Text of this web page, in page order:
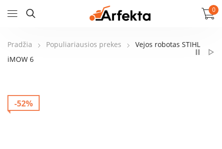
0
Pradžia Populiariausios prekes
Vejos robotas STIHL
iMOW 6
-52%